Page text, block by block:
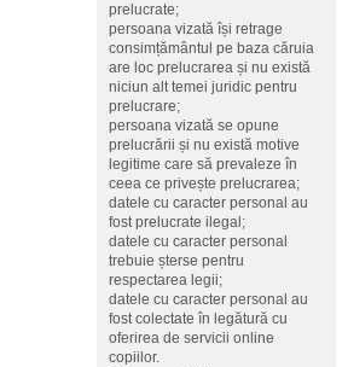
prelucrate;
persoana vizată își retrage
consimțământul pe baza căruia
are loc prelucrarea și nu există
niciun alt temei juridic pentru
prelucrare;
persoana vizată se opune
prelucrării și nu există motive
legitime care să prevaleze în
ceea ce privește prelucrarea;
datele cu caracter personal au
fost prelucrate ilegal;
datele cu caracter personal
trebuie șterse pentru
respectarea legii;
datele cu caracter personal au
fost colectate în legătură cu
oferirea de servicii online
copiilor.